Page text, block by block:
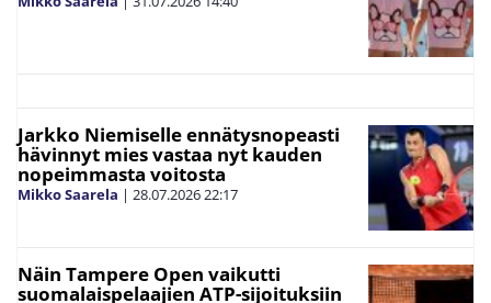
Jarkko Niemiselle ennätysnopeasti
hävinnyt mies vastaa nyt kauden
nopeimmasta voitosta
Mikko Saarela | 28.07.202622:17
Näin Tampere Open vaikutti
suomalaispelaajien ATP-sijoituksiin